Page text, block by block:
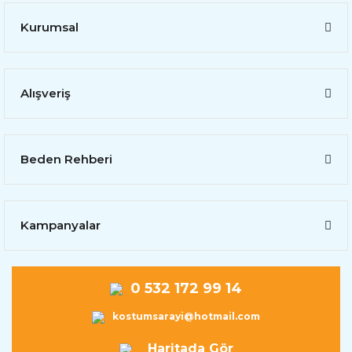
Kurumsal
Alışveriş
Beden Rehberi
Kampanyalar
0 532 172 99 14
kostumsarayi@hotmail.com
Haritada Gör